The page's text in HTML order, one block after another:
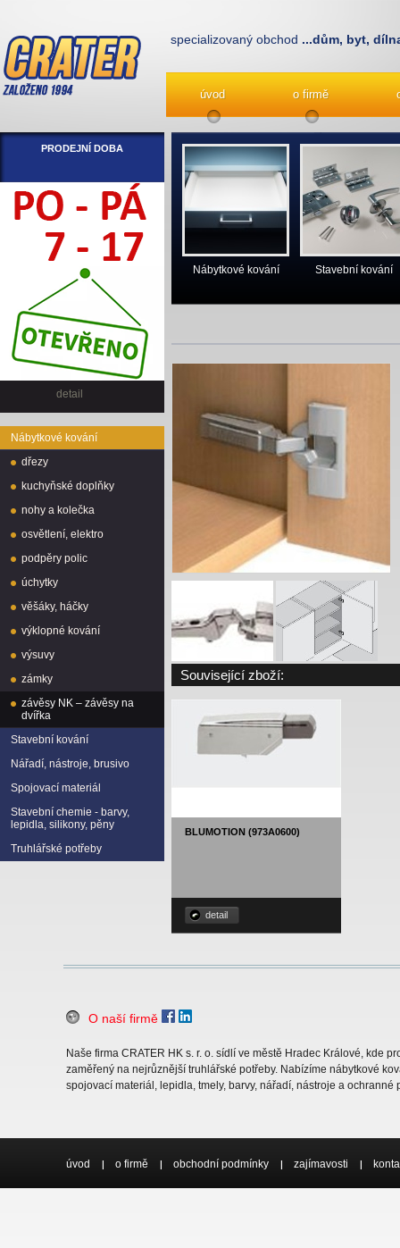
úvod o firmě
specializovaný obchod ...dům, byt,
PRODEJNÍ DOBA
detail
Nábytkové kování
dřezy
kuchyňské doplňky
nohy a kolečka
osvětlení, elektro
podpěry polic
úchytky
věšáky, háčky
výklopné kování
výsuvy
zámky
závěsy NK – závěsy na
dvířka
Stavební kování
Nářadí, nástroje, brusivo
Spojovací materiál
Stavební chemie - barvy,
lepidla, silikony, pěny
Truhlářské potřeby
Nábytkové kování Stavební kování
Související zboží:
BLUMOTION (973A0600)
detail
O naší firmě
Naše firma CRATER HK s. r. o. sídlí ve městě Hradec Králové, kde
zaměřený na nejrůznější truhlářské potřeby. Nabízíme nábytkové
spojovací materiál, lepidla, tmely, barvy, nářadí, nástroje a ochranné
úvod o firmě obchodní podmínky zajímavosti